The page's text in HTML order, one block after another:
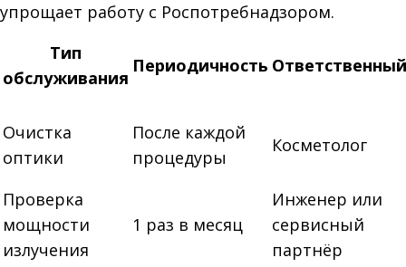
упрощает работу с Роспотребнадзором.
Тип
обслуживания
Периодичность Ответственный
Очистка
оптики
После каждой
процедуры
Косметолог
Проверка
мощности
излучения
1 раз в месяц
Инженер или
сервисный
партнёр